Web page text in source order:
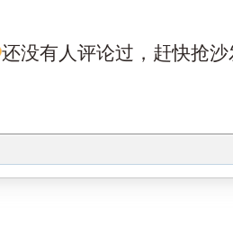
还没有人评论过，赶快抢沙